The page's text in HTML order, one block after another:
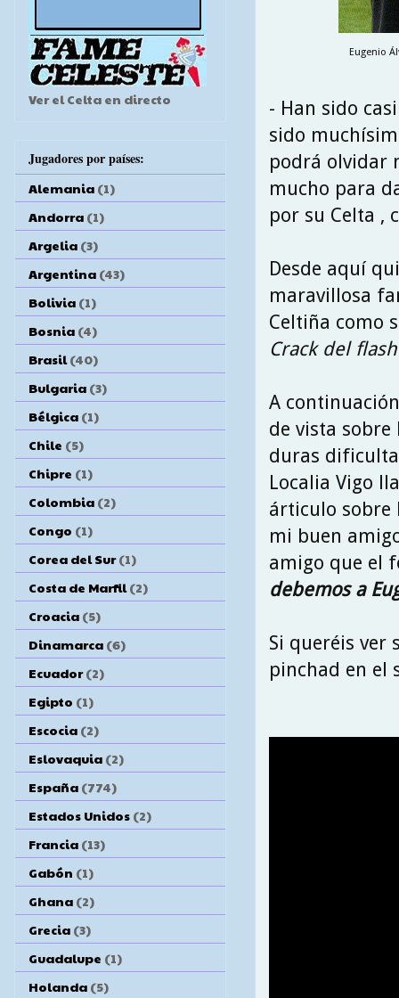
Eugenio
- Han sido
sido
podrá olvidar
mucho para
por su Celta ,
Desde aquí
maravillosa
Celtiña como
Crack del
A
de vista
duras
Localia Vigo
árticulo sobre
mi buen
amigo que el
debemos a
Si queréis ver
pinchad en el
Ver el Celta en directo
Jugadores por países:
Alemania (1)
Andorra (1)
Argelia (3)
Argentina (43)
Bolivia (1)
Bosnia (4)
Brasil (40)
Bulgaria (3)
Bélgica (1)
Chile (5)
Chipre (1)
Colombia (2)
Congo (1)
Corea del Sur (1)
Costa de Marfil (2)
Croacia (5)
Dinamarca (6)
Ecuador (2)
Egipto (1)
Escocia (2)
Eslovaquia (2)
España (774)
Estados Unidos (2)
Francia (13)
Gabón (1)
Ghana (2)
Grecia (3)
Guadalupe (1)
Holanda (5)